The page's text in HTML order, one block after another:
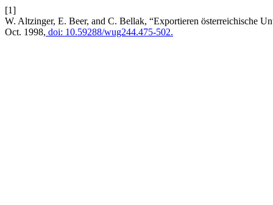
[1]
W. Altzinger, E. Beer, and C. Bellak, “Exportieren österreichische
Oct. 1998, doi: 10.59288/wug244.475-502.